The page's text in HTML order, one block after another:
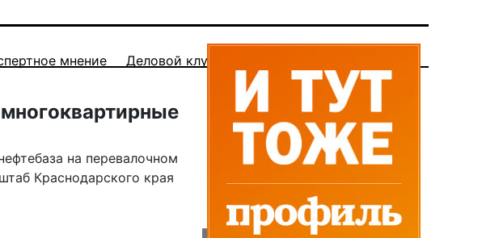
мнение Деловой клуб
на перевалочном
Краснодарского края